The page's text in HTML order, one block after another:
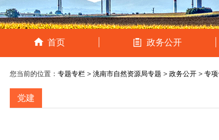
首页 政务公开
您当前的位置： 专题专栏 > 洮南市自然资源局专题 > 政务公开 > 专
党建